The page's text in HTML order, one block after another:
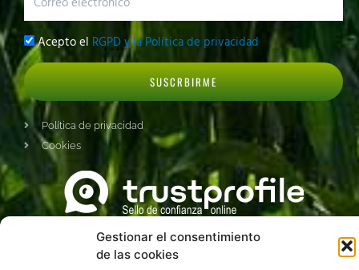
Gestionar el consentimiento
de las cookies
electrónico
Privacidad
Acepto el RGPD y la Política de privacidad
SUSCRBIRME
Política de privacidad
Cookies